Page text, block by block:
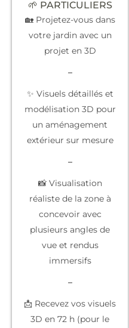
🌱 PARTICULIERS
🏡 Projetez-vous dans
votre jardin avec un
projet en 3D
–
✨ Visuels détaillés et
modélisation 3D pour
un aménagement
extérieur sur mesure
–
📸 Visualisation
réaliste de la zone à
concevoir avec
plusieurs angles de
vue et rendus
immersifs
–
📩 Recevez vos visuels
3D en 72 h (pour le